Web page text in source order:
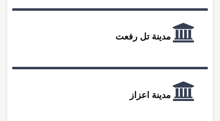
مدينة تل رفعت
مدينة اعزاز